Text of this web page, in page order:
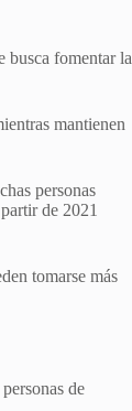
busca fomentar la
mantienen
personas
de 2021
tomarse más
de